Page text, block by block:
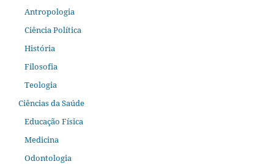
Antropologia
Ciência Política
História
Filosofia
Teologia
Ciências da Saúde
Educação Física
Medicina
Odontologia